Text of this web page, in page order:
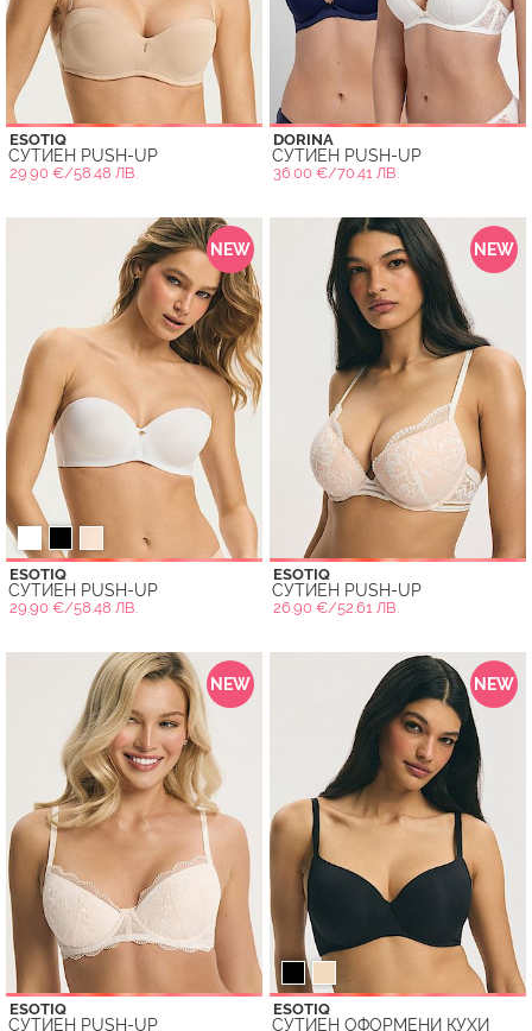
ESOTIQ
СУТИЕН PUSH-UP
29.90 €/58.48 ЛВ.
DORINA
СУТИЕН PUSH-UP
36.00 €/70.41 ЛВ.
NEW
ESOTIQ
СУТИЕН PUSH-UP
29.90 €/58.48 ЛВ.
NEW
ESOTIQ
СУТИЕН PUSH-UP
26.90 €/52.61 ЛВ.
NEW
ESOTIQ
СУТИЕН PUSH-UP
NEW
ESOTIQ
СУТИЕН ОФОРМЕНИ КУХИ